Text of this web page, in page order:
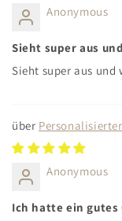
Anonymous
Sieht super aus
Sieht super aus
Anonymous
Ich hatte ein